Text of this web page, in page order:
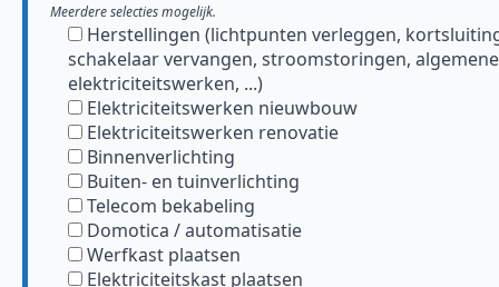
Meerdere selecties mogelijk.
Herstellingen (lichtpunten verleggen,
schakelaar vervangen, stroomstoringen, algemene
elektriciteitswerken, ...)
Elektriciteitswerken nieuwbouw
Elektriciteitswerken renovatie
Binnenverlichting
Buiten- en tuinverlichting
Telecom bekabeling
Domotica / automatisatie
Werfkast plaatsen
Elektriciteitskast plaatsen